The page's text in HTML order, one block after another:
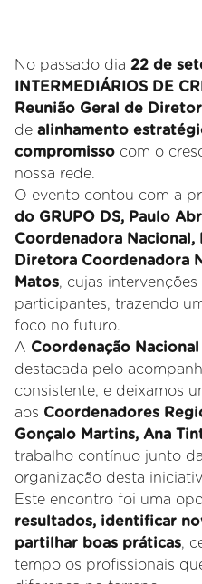
No passado dia 22 de
INTERMEDIÁRIOS DE
Reunião Geral de
de alinhamento
compromisso com o
nossa rede.
O evento contou com a
do GRUPO DS, Paulo
Coordenadora Nacional,
Diretora Coordenadora
Matos, cujas
participantes, trazendo
foco no futuro.
A Coordenação Nacional
destacada pelo
consistente, e deixamos
aos Coordenadores
Gonçalo Martins, Ana
trabalho contínuo junto
organização desta
Este encontro foi uma
resultados, identificar
partilhar boas práticas,
tempo os profissionais